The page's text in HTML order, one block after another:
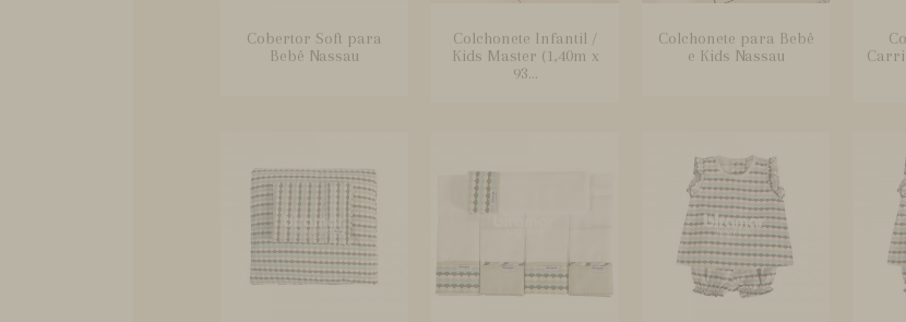
Cobertor Soft para
Bebê Nassau
Colchonete Infantil /
Kids Master (1,40m x
93...
Colchonete para Bebê
e Kids Nassau